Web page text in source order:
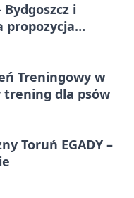
i
propozycja
Treningowy w
trening dla psów
Toruń EGADY –